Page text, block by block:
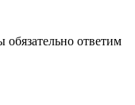
ответим